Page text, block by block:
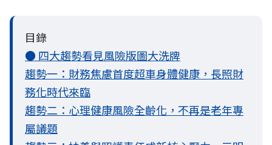
目錄
● 四大趨勢看見風險版圖大洗牌
趨勢一：財務焦慮首度超車身體健康，長照財
務化時代來臨
趨勢二：心理健康風險全齡化，不再是老年專
屬議題